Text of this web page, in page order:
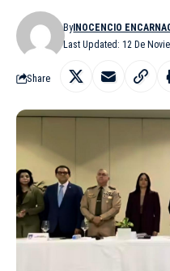
Last Updated: 12 De
ByINOCENCIO
Share